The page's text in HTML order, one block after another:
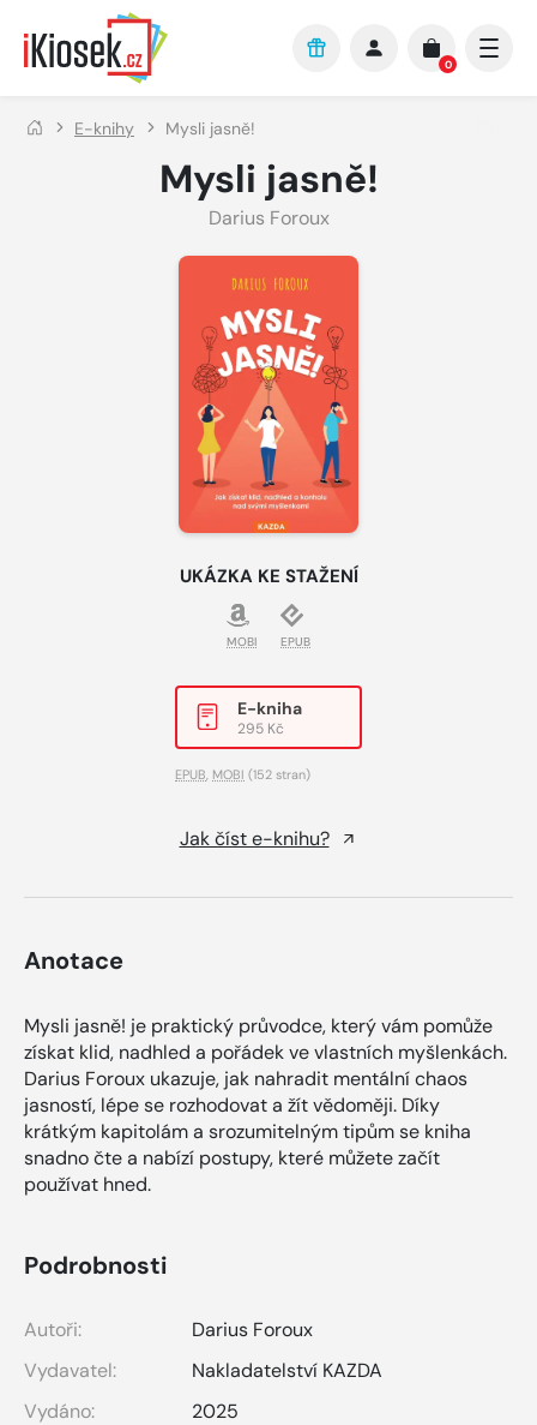
Přejít na hlavní obsah
0
E-knihy Mysli jasně!
Mysli jasně!
Darius Foroux
UKÁZKA KE STAŽENÍ
MOBI EPUB
E-kniha
295 Kč
EPUB, MOBI (152 stran)
Jak číst e-knihu?
Anotace
Mysli jasně! je praktický průvodce, který vám pomůže
získat klid, nadhled a pořádek ve vlastních myšlenkách.
Darius Foroux ukazuje, jak nahradit mentální chaos
jasností, lépe se rozhodovat a žít vědoměji. Díky
krátkým kapitolám a srozumitelným tipům se kniha
snadno čte a nabízí postupy, které můžete začít
používat hned.
Podrobnosti
Autoři:
Darius Foroux
Vydavatel:
Nakladatelství KAZDA
Vydáno:
2025